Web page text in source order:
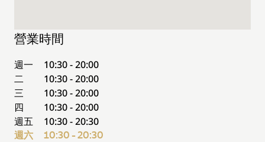
營業時間
週一
10:30 - 20:00
二
10:30 - 20:00
三
10:30 - 20:00
四
10:30 - 20:00
週五
10:30 - 20:30
週六 10:30 - 20:30